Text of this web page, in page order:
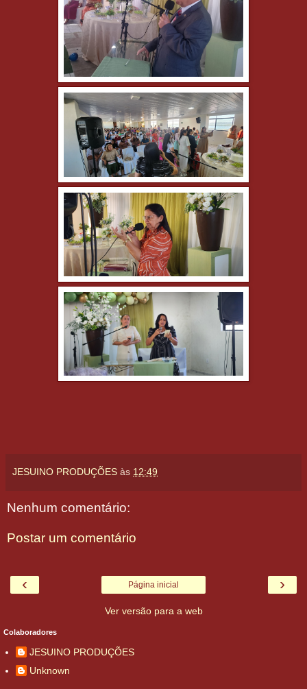
JESUINO PRODUÇÕES às 12:49
Nenhum comentário:
Postar um comentário
‹ ›
Página inicial
Ver versão para a web
Colaboradores
JESUINO PRODUÇÕES
Unknown